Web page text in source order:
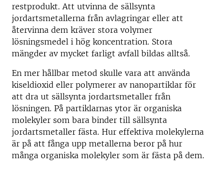
restprodukt. Att utvinna de sällsynta
jordartsmetallerna från avlagringar eller att
återvinna dem kräver stora volymer
lösningsmedel i hög koncentration. Stora
mängder av mycket farligt avfall bildas alltså.
En mer hållbar metod skulle vara att använda
kiseldioxid eller polymerer av nanopartiklar för
att dra ut sällsynta jordartsmetaller från
lösningen. På partiklarnas ytor är organiska
molekyler som bara binder till sällsynta
jordartsmetaller fästa. Hur effektiva molekylerna
är på att fånga upp metallerna beror på hur
många organiska molekyler som är fästa på dem.